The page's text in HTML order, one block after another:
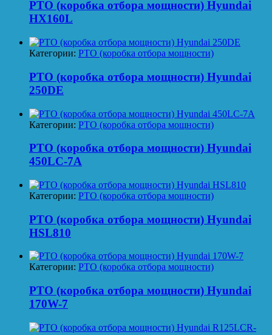
PTO (коробка отбора мощности) Hyundai
HX160L
Категории: PTO (коробка отбора мощности)
PTO (коробка отбора мощности) Hyundai
250DE
Категории: PTO (коробка отбора мощности)
PTO (коробка отбора мощности) Hyundai
450LC-7A
Категории: PTO (коробка отбора мощности)
PTO (коробка отбора мощности) Hyundai
HSL810
Категории: PTO (коробка отбора мощности)
PTO (коробка отбора мощности) Hyundai
170W-7